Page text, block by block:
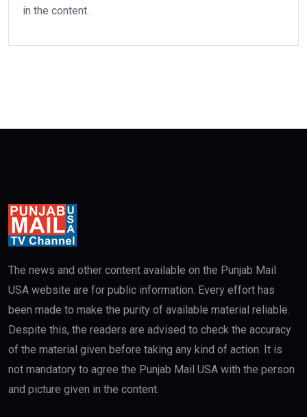
in the content.
The news and other content available on the Punjab Mail
USA website are for public information. Every effort has
been made to make the purity of available material reliable.
Despite this, the readers are advised to check the accuracy
of the material given before taking any kind of action. It is
not mandatory to agree the Punjab Mail USA with the person
and picture given in the content.